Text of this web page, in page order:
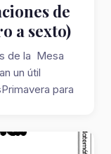
de
a sexto)
de la Mesa
un útil
para